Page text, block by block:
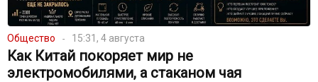
Общество 15:31, 4 августа
Как Китай покоряет мир не
электромобилями, а стаканом чая